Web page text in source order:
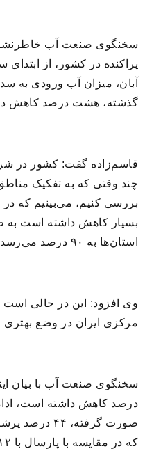
سخنگوی صنعت آب
آبان، میزان آب ورودی به
گذشته، هشت درصد کاهش
قاسم‌زاده گفت: کشور در
چند وقتی که به تفکیک
بررسی کنیم، می‌بینیم که
بسیار کاهش داشته است
استان‌ها به ۹۰ درصد می‌رسد
وی افزود: این در حالی
مرکزی ایران در وضع بهتری
سخنگوی صنعت آب با بیان
درصد کاهش داشته است،
صورت‌ گرفته،
که در مقایسه با پارسال با ۱۲ درصد افزایش همراه بوده است.